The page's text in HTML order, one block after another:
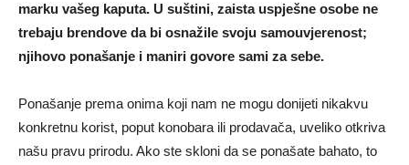
marku vašeg kaputa. U suštini, zaista uspješne osobe ne
trebaju brendove da bi osnažile svoju samouvjerenost;
njihovo ponašanje i maniri govore sami za sebe.
Ponašanje prema onima koji nam ne mogu donijeti nikakvu
konkretnu korist, poput konobara ili prodavača, uveliko otkriva
našu pravu prirodu. Ako ste skloni da se ponašate bahato, to